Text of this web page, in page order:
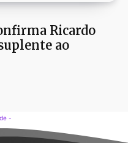
Ricardo
ao
-